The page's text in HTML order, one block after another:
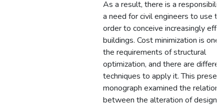
As a result, there is a
a need for civil engineers to use
order to conceive increasingly
buildings. Cost minimization is one
the requirements of structural
optimization, and there are
techniques to apply it. This present
monograph examined the
between the alteration of design